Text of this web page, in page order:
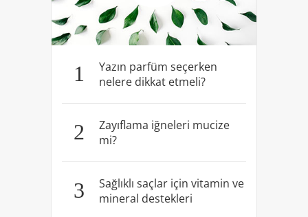
1
Yazın parfüm seçerken
nelere dikkat etmeli?
2
Zayıflama iğneleri mucize
mi?
3
Sağlıklı saçlar için vitamin ve
mineral destekleri